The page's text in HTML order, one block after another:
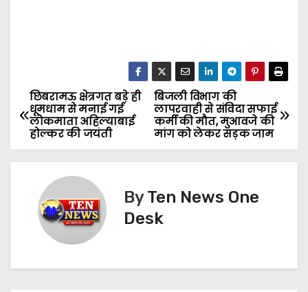
P
o
s
v
बिजली विभाग की
लापरवाही से संविदा सफाई
कर्मी की मौत, मुआवजे की
मांग को लेकर सड़क जाम
छिबरामऊ क्षेत्रगत बड़े ही
धूमधाम से मनाई गई
लोकमाता अहिल्याबाई
होल्कर की जयंती
ByTen News One
Desk